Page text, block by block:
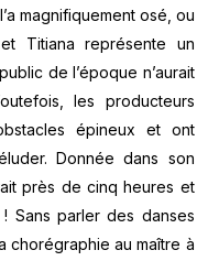
magnifiquement osé, ou
Titiana représente un
de l’époque n’aurait
les producteurs
épineux et ont
Donnée dans son
près de cinq heures et
Sans parler des danses
chorégraphie au maître à